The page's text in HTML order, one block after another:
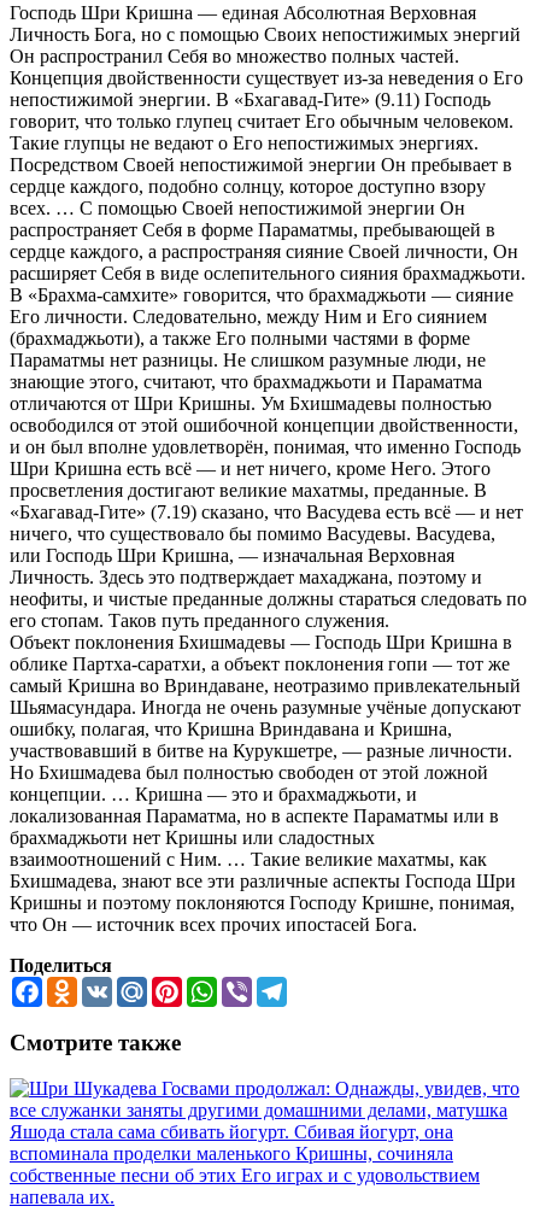
Господь Шри Кришна — единая Абсолютная Верховная
Личность Бога, но с помощью Своих непостижимых энергий
Он распространил Себя во множество полных частей.
Концепция двойственности существует из-за неведения о Его
непостижимой энергии. В «Бхагавад-Гите» (9.11) Господь
говорит, что только глупец считает Его обычным человеком.
Такие глупцы не ведают о Его непостижимых энергиях.
Посредством Своей непостижимой энергии Он пребывает в
сердце каждого, подобно солнцу, которое доступно взору
всех. … С помощью Своей непостижимой энергии Он
распространяет Себя в форме Параматмы, пребывающей в
сердце каждого, а распространяя сияние Своей личности, Он
расширяет Себя в виде ослепительного сияния брахмаджьоти.
В «Брахма-самхите» говорится, что брахмаджьоти — сияние
Его личности. Следовательно, между Ним и Его сиянием
(брахмаджьоти), а также Его полными частями в форме
Параматмы нет разницы. Не слишком разумные люди, не
знающие этого, считают, что брахмаджьоти и Параматма
отличаются от Шри Кришны. Ум Бхишмадевы полностью
освободился от этой ошибочной концепции двойственности,
и он был вполне удовлетворён, понимая, что именно Господь
Шри Кришна есть всё — и нет ничего, кроме Него. Этого
просветления достигают великие махатмы, преданные. В
«Бхагавад-Гите» (7.19) сказано, что Васудева есть всё — и нет
ничего, что существовало бы помимо Васудевы. Васудева,
или Господь Шри Кришна, — изначальная Верховная
Личность. Здесь это подтверждает махаджана, поэтому и
неофиты, и чистые преданные должны стараться следовать по
его стопам. Таков путь преданного служения.
Объект поклонения Бхишмадевы — Господь Шри Кришна в
облике Партха-саратхи, а объект поклонения гопи — тот же
самый Кришна во Вриндаване, неотразимо привлекательный
Шьямасундара. Иногда не очень разумные учёные допускают
ошибку, полагая, что Кришна Вриндавана и Кришна,
участвовавший в битве на Курукшетре, — разные личности.
Но Бхишмадева был полностью свободен от этой ложной
концепции. … Кришна — это и брахмаджьоти, и
локализованная Параматма, но в аспекте Параматмы или в
брахмаджьоти нет Кришны или сладостных
взаимоотношений с Ним. … Такие великие махатмы, как
Бхишмадева, знают все эти различные аспекты Господа Шри
Кришны и поэтому поклоняются Господу Кришне, понимая,
что Он — источник всех прочих ипостасей Бога.
Поделиться
FacebookOdnoklassniki
VK Mail.RuPinterestWhatsApp
Viber
Смотрите также